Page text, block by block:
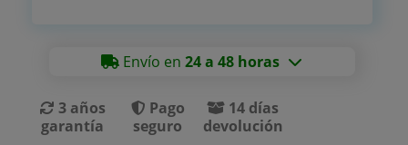
Envío en24 a 48 horas
3 años
garantía
Pago
seguro
14 días
devolución